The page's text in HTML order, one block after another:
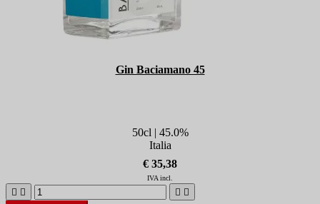
Gin Baciamano 45
50cl | 45.0%
Italia
€ 35,38
IVA incl.
   